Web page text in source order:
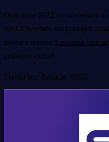
Quer fazer 2022 ser moderno e
SIEG ! Seremos sua principal
inovar e crescer. Converse com
podemos ajudar!
Escrito por: Redação SIEG